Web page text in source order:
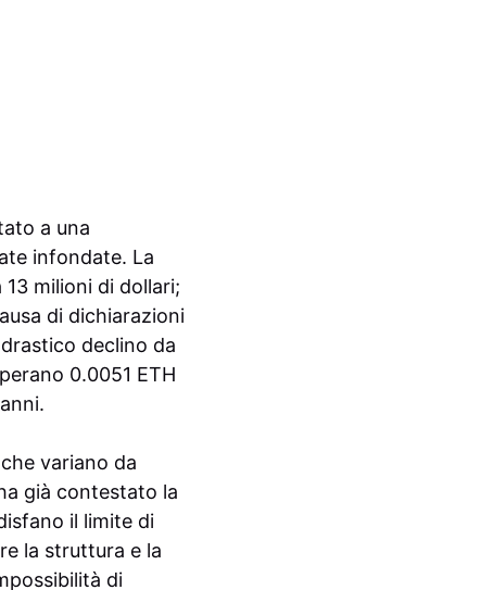
a una
infondate. La
milioni di dollari;
di dichiarazioni
declino da
0.0051 ETH
variano da
già contestato la
il limite di
la struttura e la
di